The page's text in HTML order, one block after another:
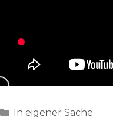
Categories
In eigener Sache